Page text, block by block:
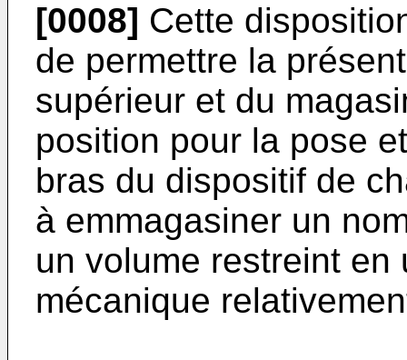
[0008] Cette
de permettre la
supérieur et du
position pour la pose
bras du dispositif de
à emmagasiner un
un volume restreint
mécanique